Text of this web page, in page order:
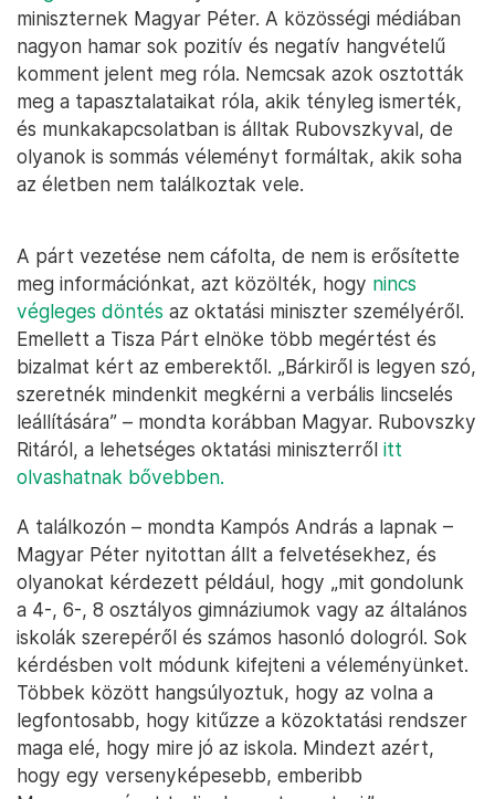
miniszternek Magyar Péter. A közösségi médiában
nagyon hamar sok pozitív és negatív hangvételű
komment jelent meg róla. Nemcsak azok osztották
meg a tapasztalataikat róla, akik tényleg ismerték,
és munkakapcsolatban is álltak Rubovszkyval, de
olyanok is sommás véleményt formáltak, akik soha
az életben nem találkoztak vele.
A párt vezetése nem cáfolta, de nem is erősítette
meg információnkat, azt közölték, hogy nincs
végleges döntés az oktatási miniszter személyéről.
Emellett a Tisza Párt elnöke több megértést és
bizalmat kért az emberektől. „Bárkiről is legyen szó,
szeretnék mindenkit megkérni a verbális lincselés
leállítására” – mondta korábban Magyar. Rubovszky
Ritáról, a lehetséges oktatási miniszterről itt
olvashatnak bővebben.
A találkozón – mondta Kampós András a lapnak –
Magyar Péter nyitottan állt a felvetésekhez, és
olyanokat kérdezett például, hogy „mit gondolunk
a 4-, 6-, 8 osztályos gimnáziumok vagy az általános
iskolák szerepéről és számos hasonló dologról. Sok
kérdésben volt módunk kifejteni a véleményünket.
Többek között hangsúlyoztuk, hogy az volna a
legfontosabb, hogy kitűzze a közoktatási rendszer
maga elé, hogy mire jó az iskola. Mindezt azért,
hogy egy versenyképesebb, emberibb